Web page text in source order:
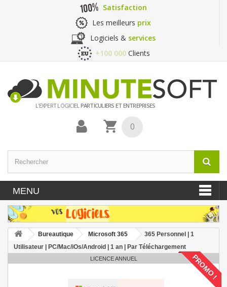
Satisfaction
Les meilleurs prix
Logiciels & services
+100 000 Clients
L'EXPERT LOGICIELPARTICULIERS ET ENTREPRISES
0
MENU
Bureautique Microsoft 365
365 Personnel | 1
Utilisateur | PC/Mac/iOs/Android | 1 an | Par Téléchargement
LICENCE ANNUEL PROMO !